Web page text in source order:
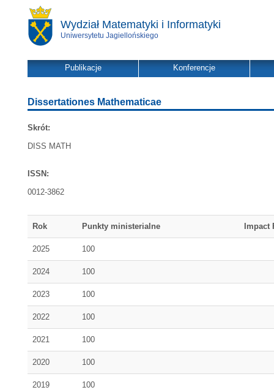
Wydział Matematyki i Informatyki
Uniwersytetu Jagiellońskiego
Publikacje Konferencje
Dissertationes Mathematicae
Skrót:
DISS MATH
ISSN:
0012-3862
Rok Punkty ministerialne Impact
2025 100
2024 100
2023 100
2022 100
2021 100
2020 100
2019 100